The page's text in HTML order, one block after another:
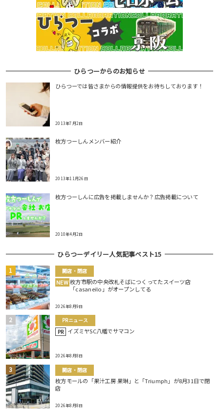
ひらつーからのお知らせ
ひらつーでは皆さまからの情報提供をお待ちしております！
2013年7月2日
枚方つーしんメンバー紹介
2013年11月26日
枚方つーしんに広告を掲載しませんか？広告掲載について
2010年4月2日
ひらつーデイリー人気記事ベスト15
開店・閉店
NEW 枚方市駅の中央改札そばにつくってたスイーツ店
「casaneilo」がオープンしてる
2026年8月9日
PRニュース
PR イズミヤSC八幡でサマコン
2026年8月8日
開店・閉店
枚方モールの「果汁工房 果琳」と「Triumph」が8月31日で閉
店
2026年8月8日